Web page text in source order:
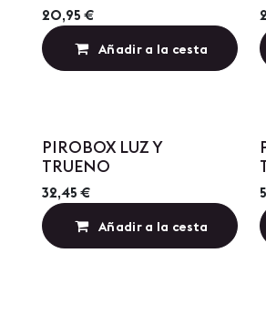
20,95 €
Añadir a la cesta
PIROBOX LUZ Y
TRUENO
32,45 €
Añadir a la cesta